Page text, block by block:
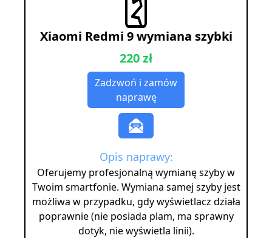
Xiaomi Redmi 9 wymiana szybki
220 zł
Zadzwoń i zamów
naprawę
Opis naprawy:
Oferujemy profesjonalną wymianę szyby w
Twoim smartfonie. Wymiana samej szyby jest
możliwa w przypadku, gdy wyświetlacz działa
poprawnie (nie posiada plam, ma sprawny
dotyk, nie wyświetla linii).